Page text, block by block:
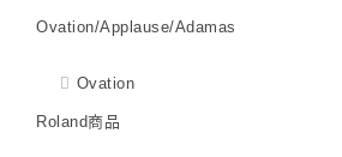
Ovation/Applause/Adamas
Ovation
Roland商品